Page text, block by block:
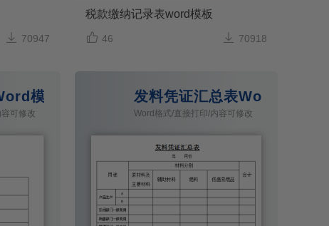
 70947
税款缴纳记录表word模板
 46  70918
模板
可修改
发料凭证汇总表Word模板
Word格式/直接打印/内容可修改